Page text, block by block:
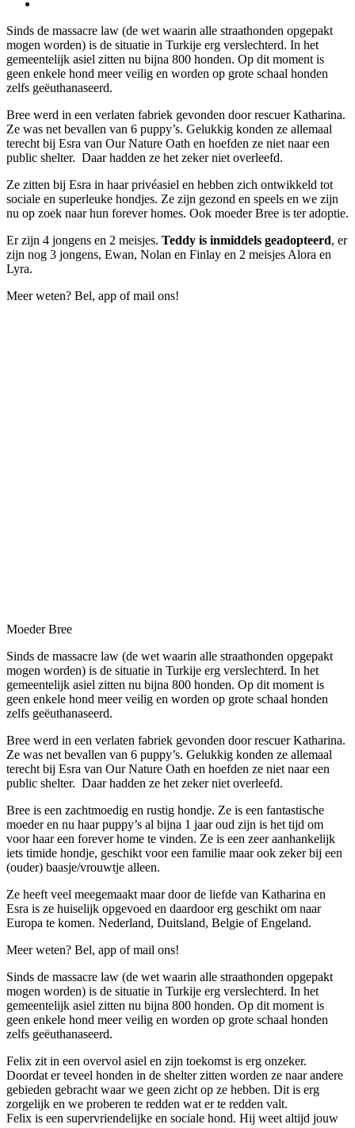
Sinds de massacre law (de wet waarin alle straathonden opgepakt
mogen worden) is de situatie in Turkije erg verslechterd. In het
gemeentelijk asiel zitten nu bijna 800 honden. Op dit moment is
geen enkele hond meer veilig en worden op grote schaal honden
zelfs geëuthanaseerd.
Bree werd in een verlaten fabriek gevonden door rescuer Katharina.
Ze was net bevallen van 6 puppy’s. Gelukkig konden ze allemaal
terecht bij Esra van Our Nature Oath en hoefden ze niet naar een
public shelter. Daar hadden ze het zeker niet overleefd.
Ze zitten bij Esra in haar privéasiel en hebben zich ontwikkeld tot
sociale en superleuke hondjes. Ze zijn gezond en speels en we zijn
nu op zoek naar hun forever homes. Ook moeder Bree is ter adoptie.
Er zijn 4 jongens en 2 meisjes. Teddy is inmiddels geadopteerd, er
zijn nog 3 jongens, Ewan, Nolan en Finlay en 2 meisjes Alora en
Lyra.
Meer weten? Bel, app of mail ons!
Moeder Bree
Sinds de massacre law (de wet waarin alle straathonden opgepakt
mogen worden) is de situatie in Turkije erg verslechterd. In het
gemeentelijk asiel zitten nu bijna 800 honden. Op dit moment is
geen enkele hond meer veilig en worden op grote schaal honden
zelfs geëuthanaseerd.
Bree werd in een verlaten fabriek gevonden door rescuer Katharina.
Ze was net bevallen van 6 puppy’s. Gelukkig konden ze allemaal
terecht bij Esra van Our Nature Oath en hoefden ze niet naar een
public shelter. Daar hadden ze het zeker niet overleefd.
Bree is een zachtmoedig en rustig hondje. Ze is een fantastische
moeder en nu haar puppy’s al bijna 1 jaar oud zijn is het tijd om
voor haar een forever home te vinden. Ze is een zeer aanhankelijk
iets timide hondje, geschikt voor een familie maar ook zeker bij een
(ouder) baasje/vrouwtje alleen.
Ze heeft veel meegemaakt maar door de liefde van Katharina en
Esra is ze huiselijk opgevoed en daardoor erg geschikt om naar
Europa te komen. Nederland, Duitsland, Belgie of Engeland.
Meer weten? Bel, app of mail ons!
Sinds de massacre law (de wet waarin alle straathonden opgepakt
mogen worden) is de situatie in Turkije erg verslechterd. In het
gemeentelijk asiel zitten nu bijna 800 honden. Op dit moment is
geen enkele hond meer veilig en worden op grote schaal honden
zelfs geëuthanaseerd.
Felix zit in een overvol asiel en zijn toekomst is erg onzeker.
Doordat er teveel honden in de shelter zitten worden ze naar andere
gebieden gebracht waar we geen zicht op ze hebben. Dit is erg
zorgelijk en we proberen te redden wat er te redden valt.
Felix is een supervriendelijke en sociale hond. Hij weet altijd jouw